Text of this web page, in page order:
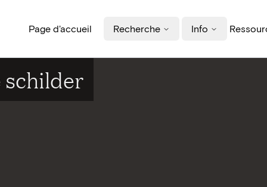
Page d'accueil Recherche Info
schilder